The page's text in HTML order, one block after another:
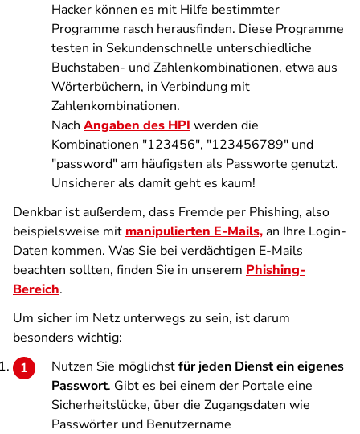
Hacker können es mit Hilfe bestimmter
Programme rasch herausfinden. Diese Programme
testen in Sekundenschnelle unterschiedliche
Buchstaben- und Zahlenkombinationen, etwa aus
Wörterbüchern, in Verbindung mit
Zahlenkombinationen.
Nach Angaben des HPI werden die
Kombinationen "123456", "123456789" und
"password" am häufigsten als Passworte genutzt.
Unsicherer als damit geht es kaum!
Denkbar ist außerdem, dass Fremde per Phishing, also
beispielsweise mit manipulierten E-Mails,an Ihre Login-
Daten kommen. Was Sie bei verdächtigen E-Mails
beachten sollten, finden Sie in unserem Phishing-
Bereich.
Um sicher im Netz unterwegs zu sein, ist darum
besonders wichtig:
Nutzen Sie möglichstfür jeden Dienst ein eigenes
Passwort. Gibt es bei einem der Portale eine
Sicherheitslücke, über die Zugangsdaten wie
Passwörter und Benutzername